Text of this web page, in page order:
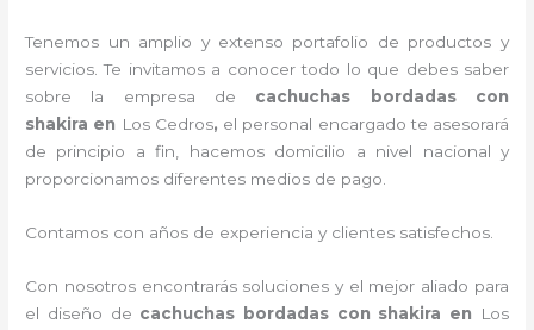
Tenemos un amplio y extenso portafolio de productos y
servicios. Te invitamos a conocer todo lo que debes saber
sobre la empresa de cachuchas bordadas con
shakira en Los Cedros, el personal encargado te asesorará
de principio a fin, hacemos domicilio a nivel nacional y
proporcionamos diferentes medios de pago.
Contamos con años de experiencia y clientes satisfechos.
Con nosotros encontrarás soluciones y el mejor aliado para
el diseño de cachuchas bordadas con shakira en
Los